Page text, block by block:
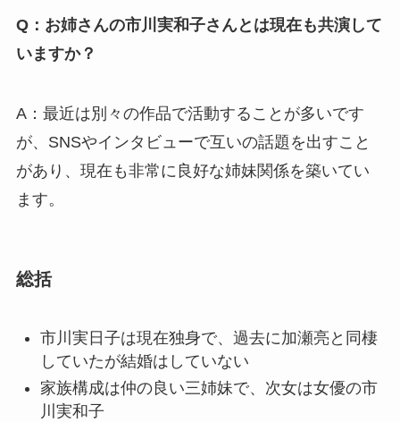
Q：お姉さんの市川実和子さんとは現在も共演して
いますか？
A：最近は別々の作品で活動することが多いです
が、SNSやインタビューで互いの話題を出すこと
があり、現在も非常に良好な姉妹関係を築いてい
ます。
総括
市川実日子は現在独身で、過去に加瀬亮と同棲
していたが結婚はしていない
家族構成は仲の良い三姉妹で、次女は女優の市
川実和子